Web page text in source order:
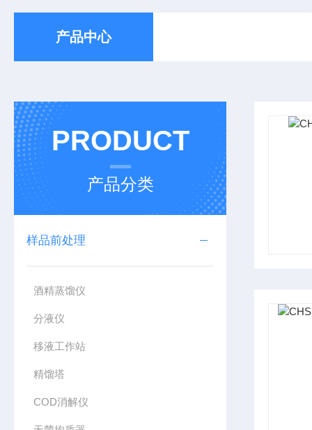
产品中心
PRODUCT
产品分类
样品前处理
酒精蒸馏仪
分液仪
移液工作站
精馏塔
COD消解仪